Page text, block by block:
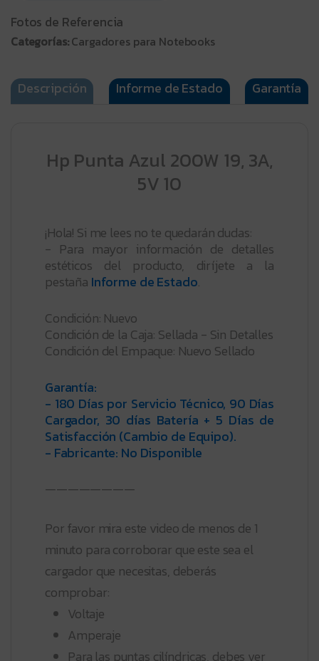
Fotos de Referencia
Categorías:Cargadores para Notebooks
Descripción Informe de Estado Garantía
Hp Punta Azul 200W 19, 3A,
5V 10
¡Hola! Si me lees no te quedarán dudas:
- Para mayor información de detalles
estéticos del producto, diríjete a la
pestaña Informe de Estado.
Condición: Nuevo
Condición de la Caja: Sellada - Sin Detalles
Condición del Empaque: Nuevo Sellado
Garantía:
- 180 Días por Servicio Técnico, 90 Días
Cargador, 30 días Batería + 5 Días de
Satisfacción (Cambio de Equipo).
- Fabricante: No Disponible
————————
Por favor mira este video de menos de 1
minuto para corroborar que este sea el
cargador que necesitas, deberás
comprobar:
Voltaje
Amperaje
Para las puntas cilíndricas, debes ver